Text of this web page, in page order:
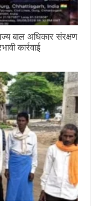
बाल अधिकार संरक्षण
कार्रवाई